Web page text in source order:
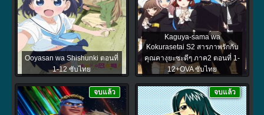
Ooyasan wa Shishunki ตอนที่
1-12 ซับไทย
Kaguya-sama wa
Kokurasetai S2 สารภาพรักกับ
คุณคางุยะซะดีๆ ภาค2 ตอนที่ 1-
12+OVA ซับไทย
จบแล้ว จบแล้ว